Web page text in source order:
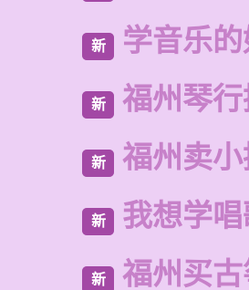
新 学音乐
新 福州琴
新 福州卖
新 我想学
新 福州买